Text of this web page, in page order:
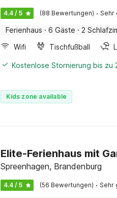
4.4 / 5 (88 Bewertungen) · Sehr
Ferienhaus · 6 Gäste · 2
Wifi
Tischfußball
Kostenlose Stornierung bis zu
Kids zone available
Elite-Ferienhaus mit
Spreenhagen, Brandenburg
4.4 / 5 (56 Bewertungen) · Sehr